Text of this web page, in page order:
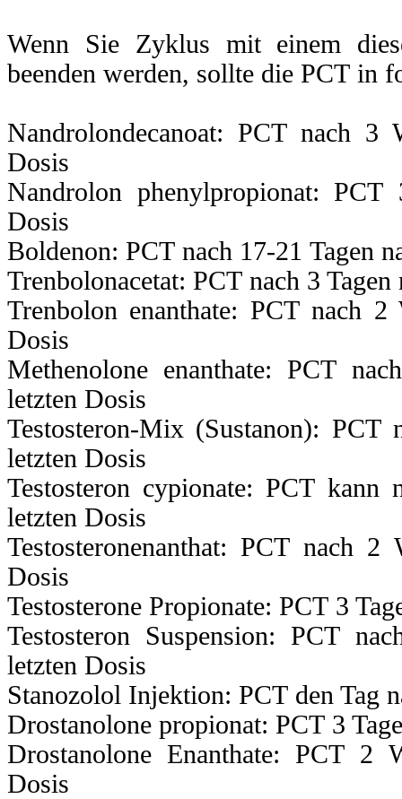
Wenn Sie Zyklus mit einem
beenden werden, sollte die PCT in
Nandrolondecanoat: PCT nach 3
Dosis
Nandrolon phenylpropionat:
Dosis
Boldenon: PCT nach 17-21 Tagen
Trenbolonacetat: PCT nach 3
Trenbolon enanthate: PCT nach 2
Dosis
Methenolone enanthate: PCT
letzten Dosis
Testosteron-Mix (Sustanon): PCT
letzten Dosis
Testosteron cypionate: PCT kann
letzten Dosis
Testosteronenanthat: PCT nach 2
Dosis
Testosterone Propionate: PCT 3
Testosteron Suspension: PCT
letzten Dosis
Stanozolol Injektion: PCT den Tag
Drostanolone propionat: PCT 3
Drostanolone Enanthate: PCT 2
Dosis
,
Effekt
Wirkungen:
Fumarat
Prozessbenutzt